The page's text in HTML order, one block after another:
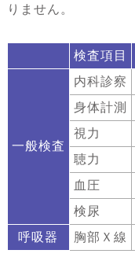
りません。
検査項目
一般検査
内科診察
身体計測
視力
聴力
血圧
検尿
呼吸器
胸部Ｘ線